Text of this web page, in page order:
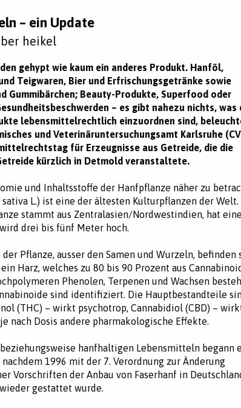
– ein Update
heikel
gehypt wie kaum ein anderes Produkt. Hanföl,
Teigwaren, Bier und Erfrischungsgetränke sowie
Gummibärchen; Beauty-Produkte, Superfood oder
– es gibt nahezu nichts, was
lebensmittelrechtlich einzuordnen sind,
und Veterinäruntersuchungsamt Karlsruhe
für Erzeugnisse aus Getreide, die die
kürzlich in Detmold veranstaltete.
und Inhaltsstoffe der Hanfpflanze näher zu
L.) ist eine der ältesten Kulturpflanzen der Welt.
stammt aus Zentralasien/Nordwestindien, hat eine
drei bis fünf Meter hoch.
Pflanze, ausser den Samen und Wurzeln, befinden
Harz, welches zu 80 bis 90 Prozent aus
Phenolen, Terpenen und Wachsen
sind identifiziert. Die Hauptbestandteile
(THC) – wirkt psychotrop, Cannabidiol (CBD) –
nach Dosis andere pharmakologische Effekte.
hanfhaltigen Lebensmitteln begann
1996 mit der 7. Verordnung zur Änderung
Vorschriften der Anbau von Faserhanf in
gestattet wurde.